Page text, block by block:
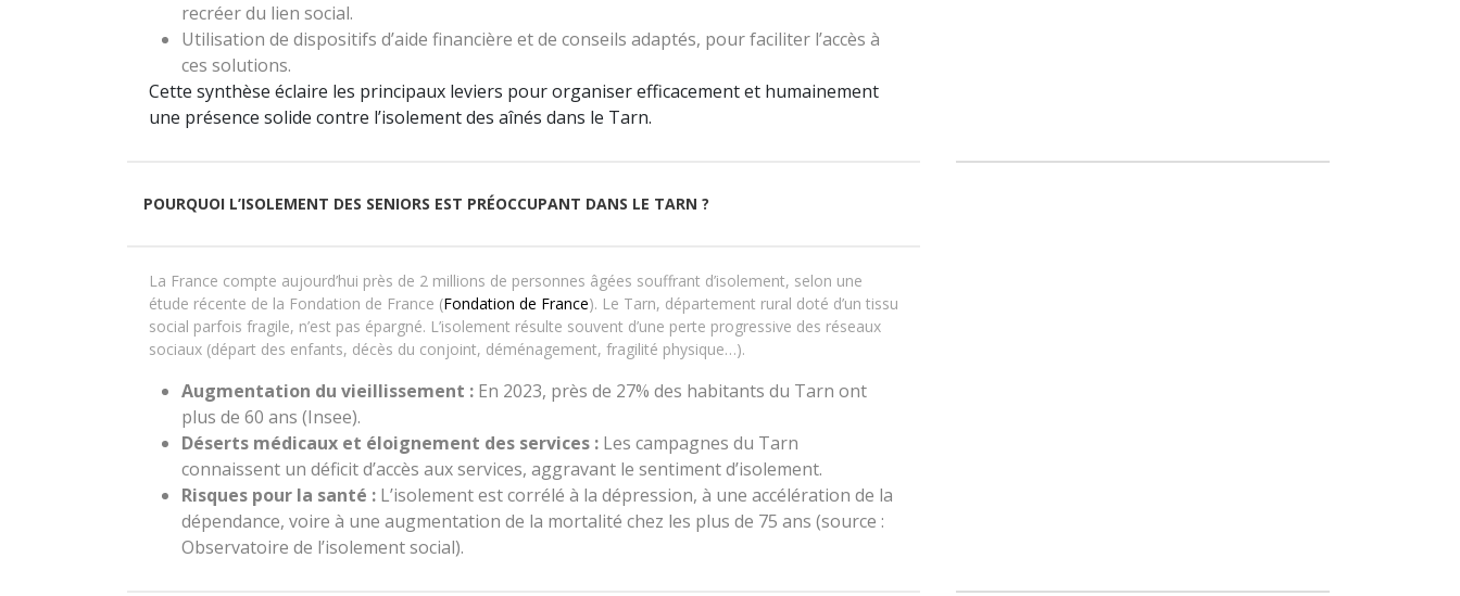
recréer du lien social.
Utilisation de dispositifs d’aide financière et de conseils adaptés, pour faciliter l’accès à
ces solutions.
Cette synthèse éclaire les principaux leviers pour organiser efficacement et humainement
une présence solide contre l’isolement des aînés dans le Tarn.
POURQUOI L’ISOLEMENT DES SENIORS EST PRÉOCCUPANT DANS LE TARN ?
La France compte aujourd’hui près de 2 millions de personnes âgées souffrant d’isolement, selon une
étude récente de la Fondation de France (Fondation de France). Le Tarn, département rural doté d’un tissu
social parfois fragile, n’est pas épargné. L’isolement résulte souvent d’une perte progressive des réseaux
sociaux (départ des enfants, décès du conjoint, déménagement, fragilité physique…).
Augmentation du vieillissement : En 2023, près de 27% des habitants du Tarn ont
plus de 60 ans (Insee).
Déserts médicaux et éloignement des services : Les campagnes du Tarn
connaissent un déficit d’accès aux services, aggravant le sentiment d’isolement.
Risques pour la santé : L’isolement est corrélé à la dépression, à une accélération de la
dépendance, voire à une augmentation de la mortalité chez les plus de 75 ans (source :
Observatoire de l’isolement social).